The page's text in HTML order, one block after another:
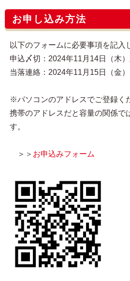
お申し込み方法
以下のフォームに必要事項を記入
申込〆切：2024年11月14日（木
当落連絡：2024年11月15日（金）
※パソコンのアドレスでご登録く
携帯のアドレスだと容量の関係で
す。
＞＞ お申込みフォーム